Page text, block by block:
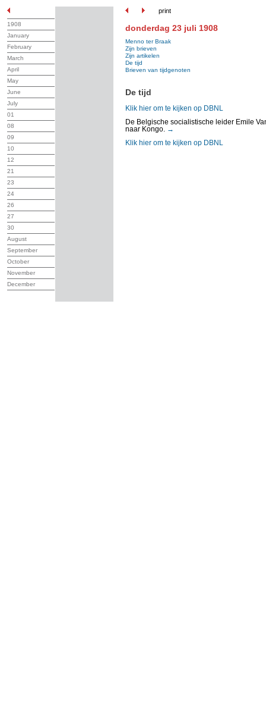
print
1908
January
February
March
April
May
June
July
01
08
09
10
12
21
23
24
26
27
30
August
September
October
November
December
donderdag 23 juli 1908
Menno ter Braak
Zijn brieven
Zijn artikelen
De tijd
Brieven van tijdgenoten
De tijd
Klik hier om te kijken op DBNL
De Belgische socialistische leider Emile
naar Kongo.
→
Klik hier om te kijken op DBNL